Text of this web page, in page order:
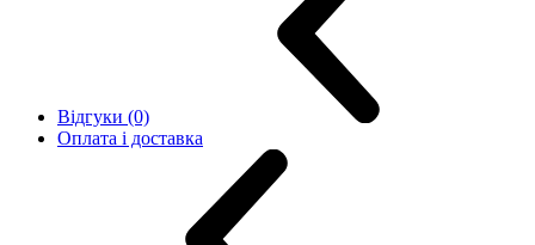
Відгуки (0)
Оплата і доставка